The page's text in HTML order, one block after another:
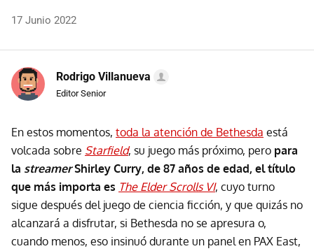
17 Junio 2022
Rodrigo Villanueva
Editor Senior
En estos momentos, toda la atención de Bethesda está
volcada sobre Starfield, su juego más próximo, pero para
la streamerShirley Curry, de 87 años de edad, el título
que más importa es The Elder Scrolls VI, cuyo turno
sigue después del juego de ciencia ficción, y que quizás no
alcanzará a disfrutar, si Bethesda no se apresura o,
cuando menos, eso insinuó durante un panel en PAX East,